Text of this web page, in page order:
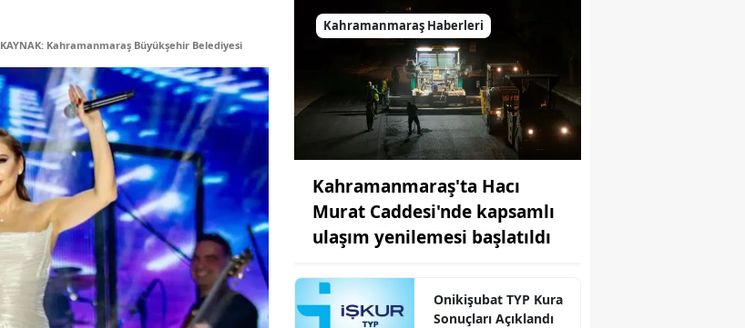
KAYNAK: Kahramanmaraş Büyükşehir Belediyesi
Kahramanmaraş Haberleri
Kahramanmaraş'ta Hacı
Murat Caddesi'nde kapsamlı
ulaşım yenilemesi başlatıldı
Onikişubat TYP Kura
Sonuçları Açıklandı